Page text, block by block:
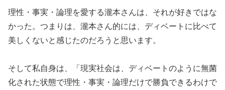
理性・事実・論理を愛する瀧本さんは、それが好きではな
かった。つまりは、瀧本さん的には、ディベートに比べて
美しくないと感じたのだろうと思います。
そして私自身は、「現実社会は、ディベートのように無菌
化された状態で理性・事実・論理だけで勝負できるわけで